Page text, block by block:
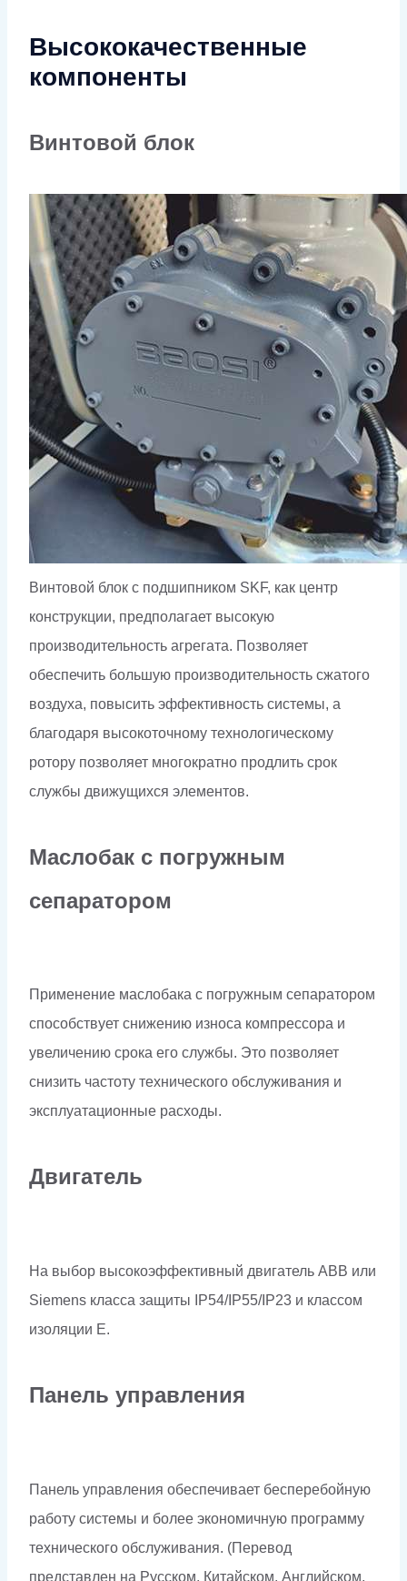
Высококачественные
компоненты
Винтовой блок
Винтовой блок с подшипником SKF, как центр
конструкции, предполагает высокую
производительность агрегата. Позволяет
обеспечить большую производительность сжатого
воздуха, повысить эффективность системы, а
благодаря высокоточному технологическому
ротору позволяет многократно продлить срок
службы движущихся элементов.
Маслобак с погружным
сепаратором
Применение маслобака с погружным сепаратором
способствует снижению износа компрессора и
увеличению срока его службы. Это позволяет
снизить частоту технического обслуживания и
эксплуатационные расходы.
Двигатель
На выбор высокоэффективный двигатель ABB или
Siemens класса защиты IP54/IP55/IP23 и классом
изоляции Е.
Панель управления
Панель управления обеспечивает бесперебойную
работу системы и более экономичную программу
технического обслуживания. (Перевод
представлен на Русском, Китайском, Английском,